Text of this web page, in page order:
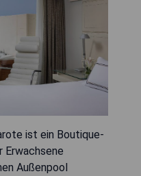
ist ein Boutique-
Erwachsene
Außenpool